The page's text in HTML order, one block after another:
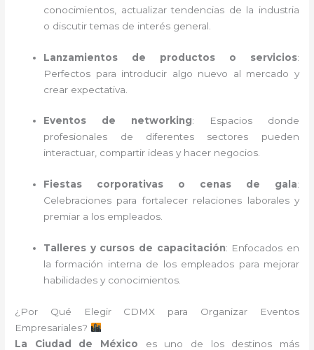
conocimientos, actualizar tendencias de la industria
o discutir temas de interés general.
Lanzamientos de productos o servicios:
Perfectos para introducir algo nuevo al mercado y
crear expectativa.
Eventos de networking: Espacios donde
profesionales de diferentes sectores pueden
interactuar, compartir ideas y hacer negocios.
Fiestas corporativas o cenas de gala:
Celebraciones para fortalecer relaciones laborales y
premiar a los empleados.
Talleres y cursos de capacitación: Enfocados en
la formación interna de los empleados para mejorar
habilidades y conocimientos.
¿Por Qué Elegir CDMX para Organizar Eventos
Empresariales?
La Ciudad de México es uno de los destinos más